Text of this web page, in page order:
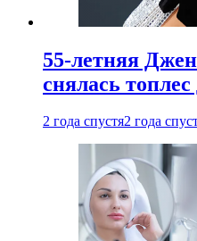
55-летняя
снялась
2 года спустя2 года